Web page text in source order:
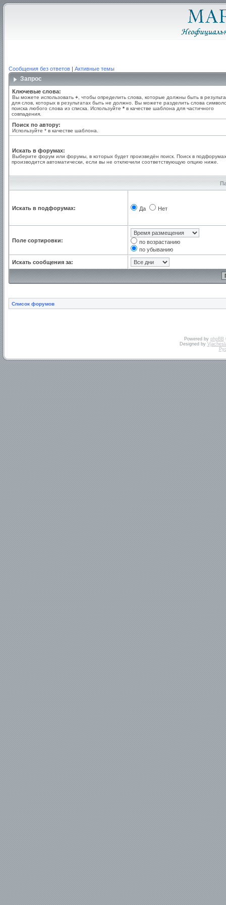
Сообщения без ответов | Активные темы
Запрос
Ключевые слова:
Вы можете использовать + , чтобы определить слова, которые должны быть в
для слов, которых в результатах быть не должно. Вы можете разделить слова
поиска любого слова из списка. Используйте * в качестве шаблона для частичного
совпадения.
Поиск по автору:
Используйте * в качестве шаблона.
Искать в форумах:
Выберите форум или форумы, в которых будет произведён поиск. Поиск в подфорумах
производится автоматически, если вы не отключили соответствующую опцию ниже.
Искать в подфорумах: Да Нет
Поле сортировки:
по возрастанию
по убыванию
Искать сообщения за:
Список форумов
Powered by phpBB
Designed by